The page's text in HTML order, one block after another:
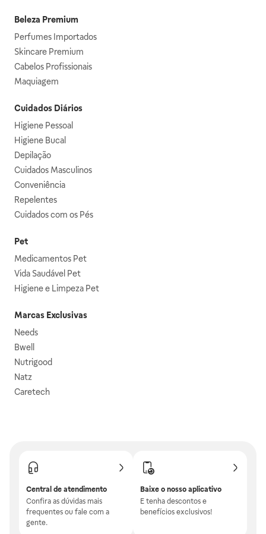
Beleza Premium
Perfumes Importados
Skincare Premium
Cabelos Profissionais
Maquiagem
Cuidados Diários
Higiene Pessoal
Higiene Bucal
Depilação
Cuidados Masculinos
Conveniência
Repelentes
Cuidados com os Pés
Pet
Medicamentos Pet
Vida Saudável Pet
Higiene e Limpeza Pet
Marcas Exclusivas
Needs
Bwell
Nutrigood
Natz
Caretech
Central de atendimento
Confira as dúvidas mais
frequentes ou fale com a
gente.
Baixe o nosso aplicativo
E tenha descontos e
benefícios exclusivos!